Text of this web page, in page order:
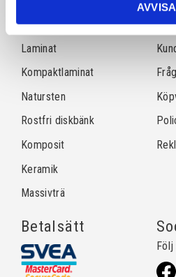
AVVISA
Sortiment
Laminat
Kompaktlaminat
Natursten
Rostfri diskbänk
Komposit
Keramik
Massivträ
Betalsätt